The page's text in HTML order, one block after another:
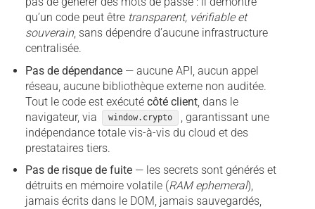
qu’un code peut être transparent, vérifiable et
souverain, sans dépendre d’aucune infrastructure
centralisée.
Pas de dépendance— aucune API, aucun appel
réseau, aucune bibliothèque externe non auditée.
Tout le code est exécuté côté client, dans le
navigateur, via
window.crypto
, garantissant une
indépendance totale vis-à-vis du cloud et des
prestataires tiers.
Pas de risque de fuite— les secrets sont générés et
détruits en mémoire volatile (RAM ephemeral),
jamais écrits dans le DOM, jamais sauvegardés,